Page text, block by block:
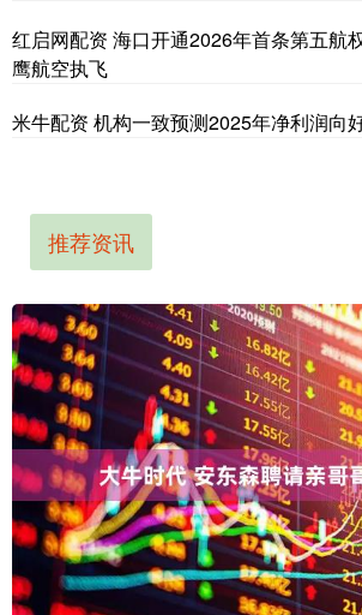
红启网配资 海口开通2026年首条第五航
鹰航空执飞
米牛配资 机构一致预测2025年净利润向
推荐资讯